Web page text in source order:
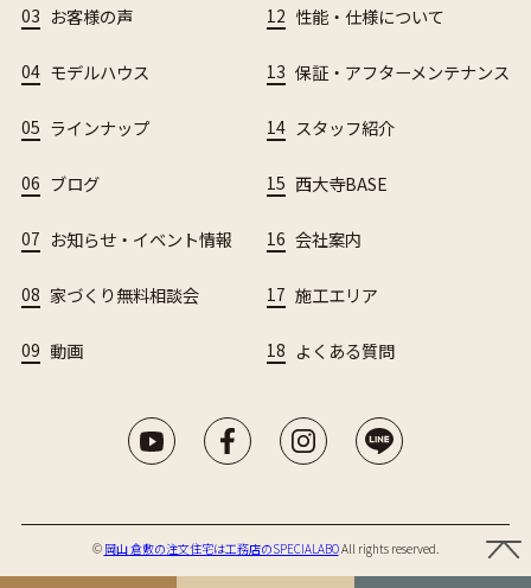
03 お客様の声
04 モデルハウス
05 ラインナップ
06 ブログ
07 お知らせ・イベント情報
08 家づくり無料相談会
09 動画
12 性能・仕様について
13 保証・アフターメンテナンス
14 スタッフ紹介
15 西大寺BASE
16 会社案内
17 施工エリア
18 よくある質問
©︎ 岡山 倉敷の注文住宅は工務店のSPECIALABOAll rights reserved.